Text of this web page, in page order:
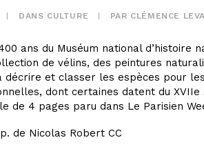
DANS CULTURE PAR CLÉMENCE
ans du Muséum national d’histoire
de vélins, des peintures
décrire et classer les espèces pour les
dont certaines datent du
de 4 pages paru dans Le Parisien
de Nicolas Robert CC